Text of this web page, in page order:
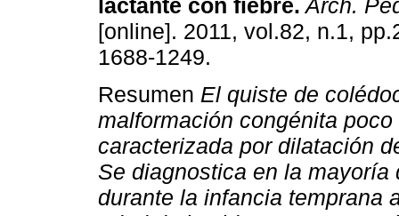
lactante con fiebre. Arch.
[online]. 2011, vol.82, n.1,
1688-1249.
Resumen El quiste de
malformación congénita
caracterizada por dilatación
Se diagnostica en la mayoría
durante la infancia temprana